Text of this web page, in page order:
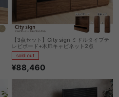
【3点セット】City sign ミドルタイプテ
レビボード+木扉キャビネット2点
sold out
¥88,460